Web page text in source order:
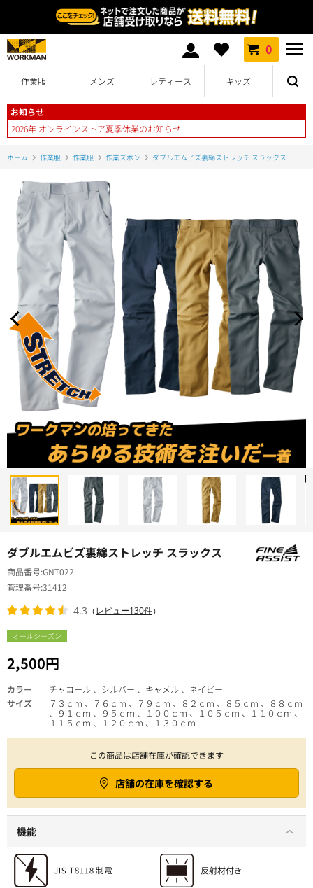
0
作業服 メンズ レディース キッズ
お知らせ
2026年 オンラインストア夏季休業のお知らせ
ホーム 作業服 作業服 作業ズボン ダブルエムビズ裏綿ストレッチ スラックス
ダブルエムビズ裏綿ストレッチ スラックス
オールシーズン
2,500円
商品番号GNT022
管理番号31412
4.3 （レビュー130件）
カラー
チャコール 、シルバー 、キャメル 、ネイビー
サイズ
７３ｃｍ 、７６ｃｍ 、７９ｃｍ 、８２ｃｍ 、８５ｃｍ 、８８ｃｍ
、９１ｃｍ 、９５ｃｍ 、１００ｃｍ 、１０５ｃｍ 、１１０ｃｍ 、
１１５ｃｍ 、１２０ｃｍ 、１３０ｃｍ
この商品は店舗在庫が確認できます
店舗の在庫を確認する
機能